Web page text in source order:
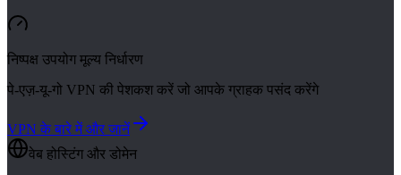
निष्पक्ष उपयोग मूल्य निर्धारण
पे-एज़-यू-गो VPN की पेशकश करें जो आपके ग्राहक पसंद करेंगे
VPN के बारे में और जानें
वेब होस्टिंग और डोमेन